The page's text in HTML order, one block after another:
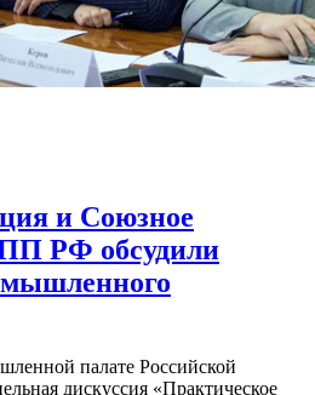
и Союзное
РФ обсудили
палате Российской
дискуссия «Практическое